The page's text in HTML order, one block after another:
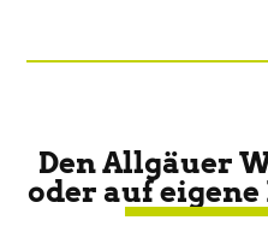
Den Allgäuer
oder auf